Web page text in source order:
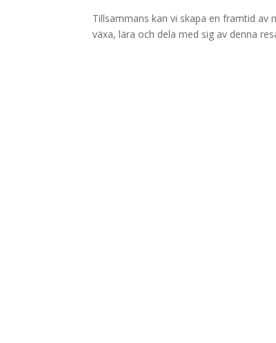
Tillsammans kan vi skapa en framtid
växa, lära och dela med sig av denna